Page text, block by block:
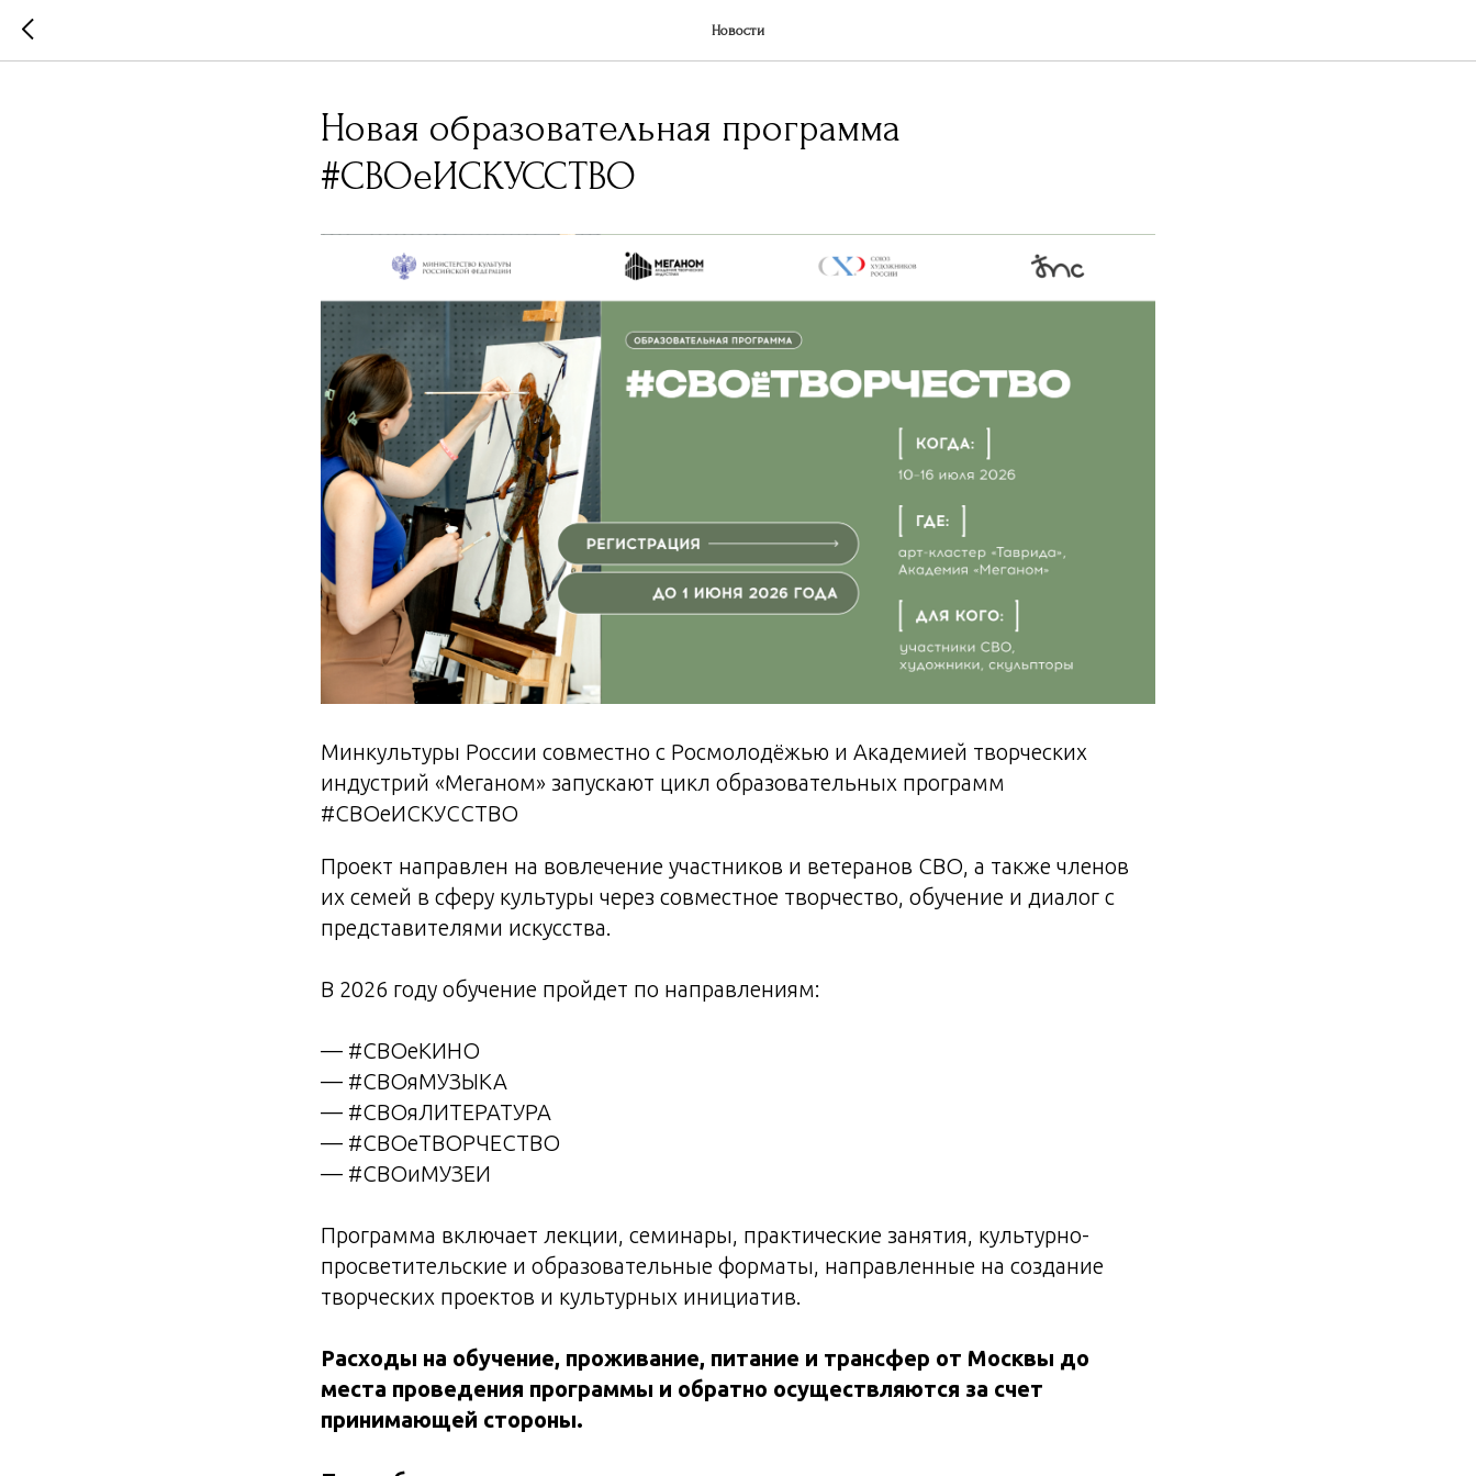
Новости
Новая образовательная программа
#СВОеИСКУССТВО
Минкультуры России совместно с Росмолодёжью и Академией творческих
индустрий «Меганом» запускают цикл образовательных программ
#СВОеИСКУССТВО
Проект направлен на вовлечение участников и ветеранов СВО, а также членов
их семей в сферу культуры через совместное творчество, обучение и диалог с
представителями искусства.
В 2026 году обучение пройдет по направлениям:
— #СВОеКИНО
— #СВОяМУЗЫКА
— #СВОяЛИТЕРАТУРА
— #СВОеТВОРЧЕСТВО
— #СВОиМУЗЕИ
Программа включает лекции, семинары, практические занятия, культурно-
просветительские и образовательные форматы, направленные на создание
творческих проектов и культурных инициатив.
Расходы на обучение, проживание, питание и трансфер от Москвы до
места проведения программы и обратно осуществляются за счет
принимающей стороны.